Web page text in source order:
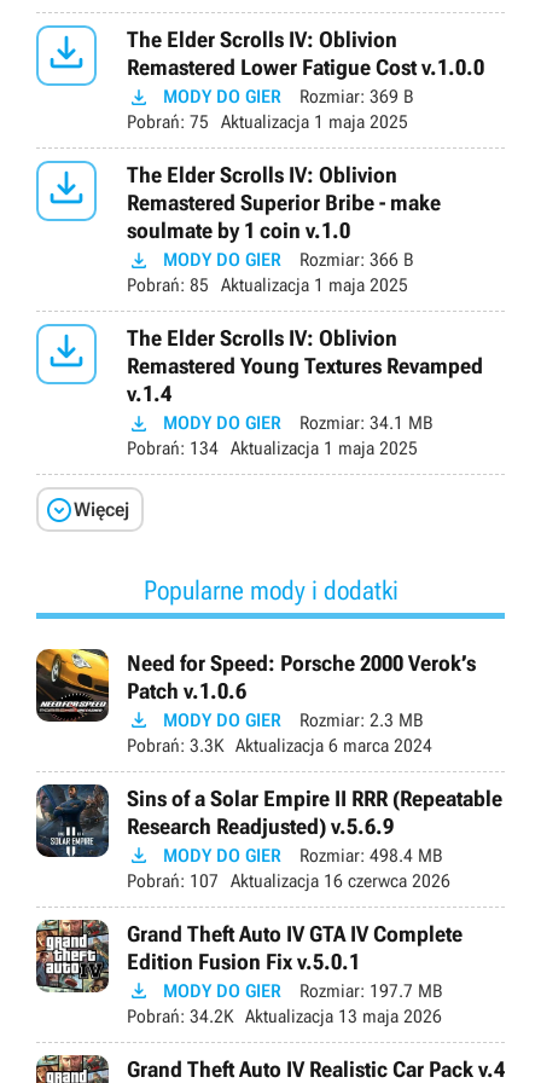

The Elder Scrolls IV: Oblivion
Remastered Lower Fatigue Cost v.1.0.0
 MODY DO GIER Rozmiar: 369 B
Pobrań: 75 Aktualizacja 1 maja 2025

The Elder Scrolls IV: Oblivion
Remastered Superior Bribe - make
soulmate by 1 coin v.1.0
 MODY DO GIER Rozmiar: 366 B
Pobrań: 85 Aktualizacja 1 maja 2025

The Elder Scrolls IV: Oblivion
Remastered Young Textures Revamped
v.1.4
 MODY DO GIER Rozmiar: 34.1 MB
Pobrań: 134 Aktualizacja 1 maja 2025
Więcej
Popularne mody i dodatki
Need for Speed: Porsche 2000 Verok’s
Patch v.1.0.6
 MODY DO GIER Rozmiar: 2.3 MB
Pobrań: 3.3K Aktualizacja 6 marca 2024
Sins of a Solar Empire II RRR (Repeatable
Research Readjusted) v.5.6.9
 MODY DO GIER Rozmiar: 498.4 MB
Pobrań: 107 Aktualizacja 16 czerwca 2026
Grand Theft Auto IV GTA IV Complete
Edition Fusion Fix v.5.0.1
 MODY DO GIER Rozmiar: 197.7 MB
Pobrań: 34.2K Aktualizacja 13 maja 2026
Grand Theft Auto IV Realistic Car Pack v.4